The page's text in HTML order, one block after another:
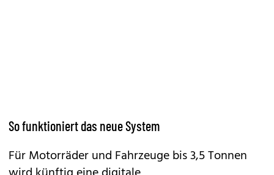
So funktioniert das neue System
Für Motorräder und Fahrzeuge bis 3,5 Tonnen